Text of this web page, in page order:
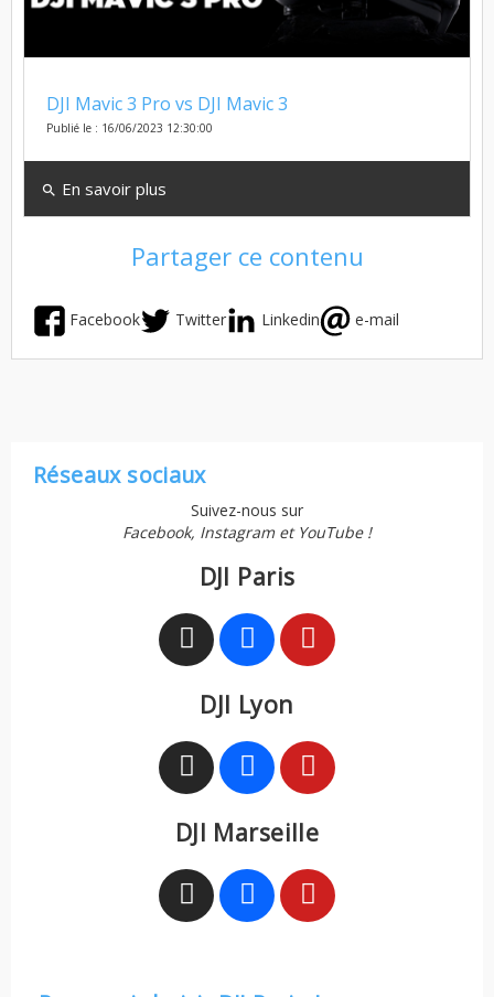
DJI Mavic 3 Pro vs DJI Mavic 3
Publié le : 16/06/2023 12:30:00
search En savoir plus
Partager ce contenu
Facebook Twitter Linkedin e-mail
Réseaux sociaux
Suivez-nous sur
Facebook, Instagram et YouTube !
DJI Paris
DJI Lyon
DJI Marseille